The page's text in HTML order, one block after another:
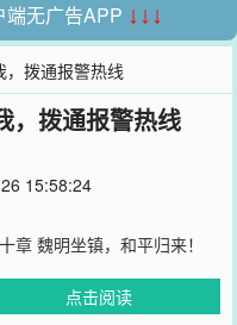
无广告APP ↓↓↓
，拨通报警热线
，拨通报警热线
15:58:24
章 魏明坐镇，和平归来！
点击阅读